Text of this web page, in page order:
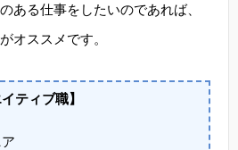
ある仕事をしたいのであれば、
がオススメです。
ティブ職】